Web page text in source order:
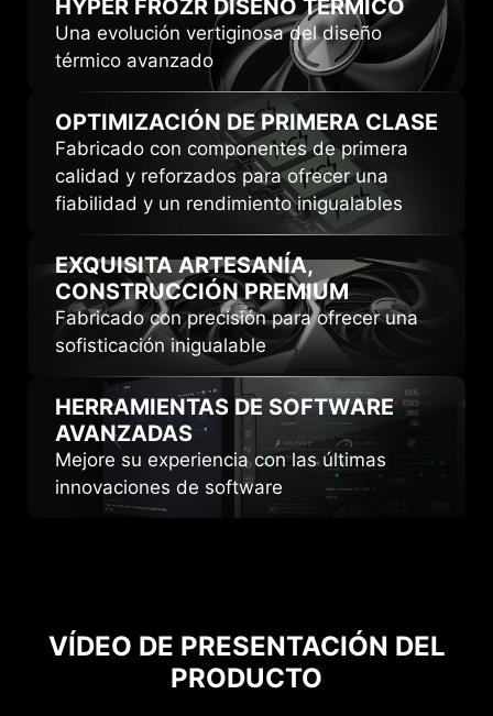
HYPER FROZR DISEÑO TÉRMICO
Una evolución vertiginosa del diseño
térmico avanzado
OPTIMIZACIÓN DEPRIMERA CLASE
Fabricado con componentes de primera
calidad y reforzados para ofrecer una
fiabilidad y un rendimiento inigualables
EXQUISITA ARTESANÍA,
CONSTRUCCIÓN PREMIUM
Fabricado con precisión para ofrecer una
sofisticación inigualable
HERRAMIENTAS DE SOFTWARE
AVANZADAS
Mejore su experiencia con las últimas
innovaciones de software
VÍDEO DE PRESENTACIÓN DEL
PRODUCTO